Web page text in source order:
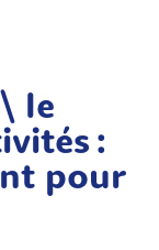
le
:
pour